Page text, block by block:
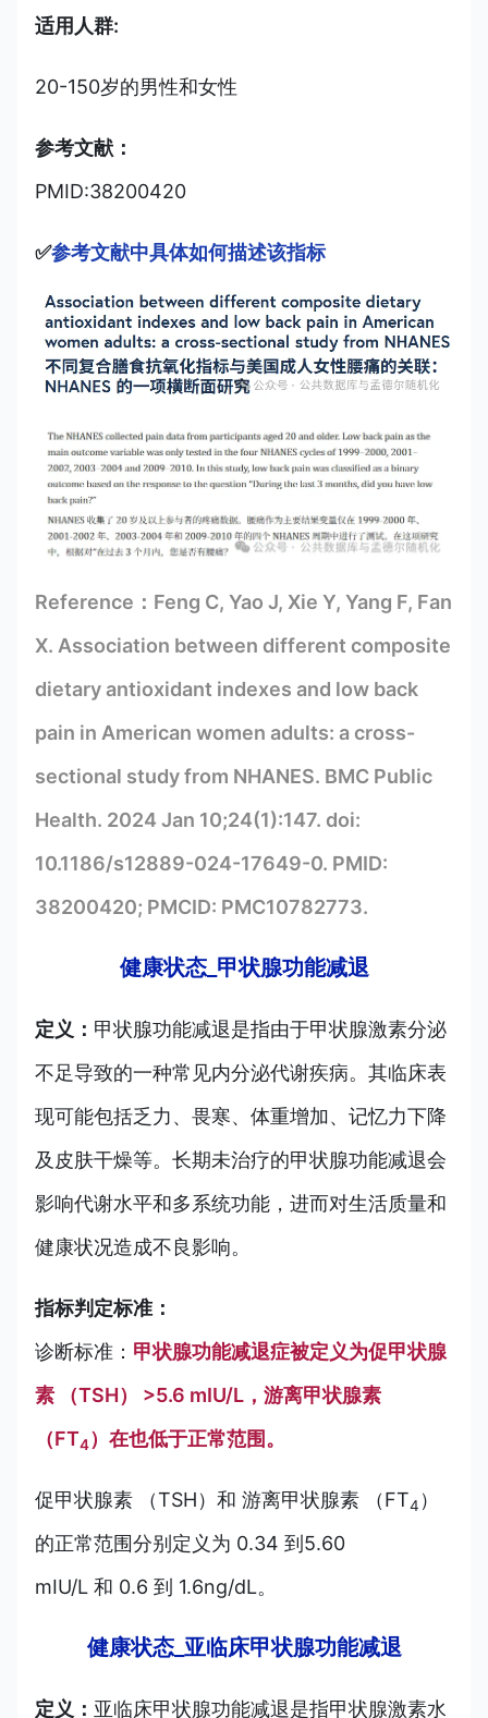
适用人群:
20-150岁的男性和女性
参考文献：
PMID:38200420
✅参考文献中具体如何描述该指标
Reference：Feng C, Yao J, Xie Y, Yang F, Fan
X. Association between different composite
dietary antioxidant indexes and low back
pain in American women adults: a cross-
sectional study from NHANES. BMC Public
Health. 2024 Jan 10;24(1):147. doi:
10.1186/s12889-024-17649-0. PMID:
38200420; PMCID: PMC10782773.
健康状态_甲状腺功能减退
定义： 甲状腺功能减退是指由于甲状腺激素分泌
不足导致的一种常见内分泌代谢疾病。其临床表
现可能包括乏力、畏寒、体重增加、记忆力下降
及皮肤干燥等。长期未治疗的甲状腺功能减退会
影响代谢水平和多系统功能，进而对生活质量和
健康状况造成不良影响。
指标判定标准：
诊断标准： 甲状腺功能减退症被定义为促甲状腺
素 （TSH） >5.6 mIU/L，游离甲状腺素
（FT4）在也低于正常范围。
促甲状腺素 （TSH）和 游离甲状腺素 （FT4 ）
的正常范围分别定义为 0.34 到5.60
mIU/L 和 0.6 到 1.6ng/dL。
健康状态_亚临床甲状腺功能减退
定义： 亚临床甲状腺功能减退是指甲状腺激素水